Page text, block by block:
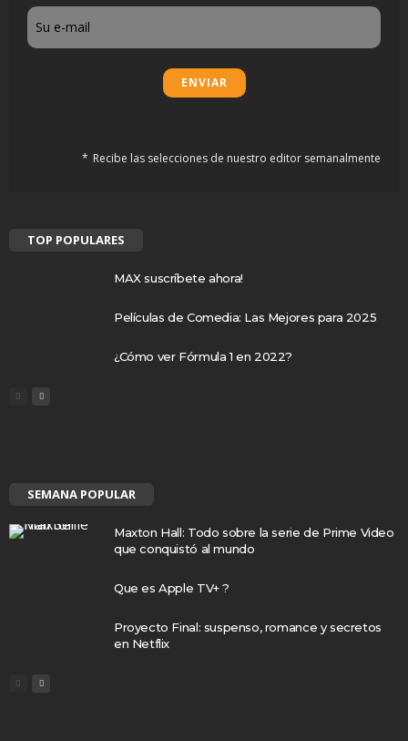
Email
Recibe las selecciones de nuestro editor semanalmente
TOP POPULARES
MAX suscríbete ahora!
Películas de Comedia: Las Mejores para 2025
¿Cómo ver Fórmula 1 en 2022?
SEMANA POPULAR
Maxton Hall: Todo sobre la serie de Prime Video
que conquistó al mundo
Que es Apple TV+ ?
Proyecto Final: suspenso, romance y secretos
en Netflix